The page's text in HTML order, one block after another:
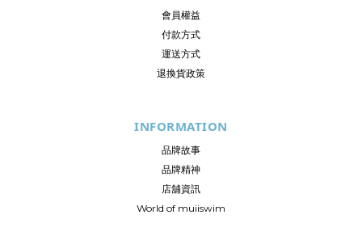
會員權益
付款方式
運送方式
退換貨政策
INFORMATION
品牌故事
品牌精神
店舖資訊
World of muiiswim